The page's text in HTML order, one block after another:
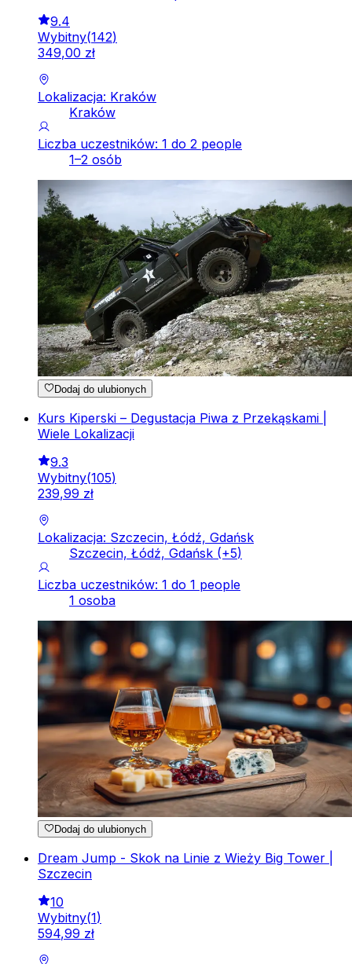
9.4
Wybitny(142)
349,00 zł
Lokalizacja: Kraków
Kraków
Liczba uczestników: 1 do 2 people
1–2 osób
Dodaj do ulubionych
Kurs Kiperski – Degustacja Piwa z Przekąskami |
Wiele Lokalizacji
9.3
Wybitny(105)
239,99 zł
Lokalizacja: Szczecin, Łódź, Gdańsk
Szczecin, Łódź, Gdańsk (+5)
Liczba uczestników: 1 do 1 people
1 osoba
Dodaj do ulubionych
Dream Jump - Skok na Linie z Wieży Big Tower |
Szczecin
10
Wybitny(1)
594,99 zł